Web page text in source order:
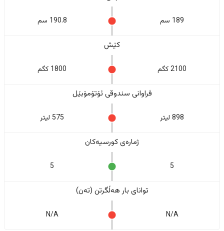
189 سم 190.8 سم
کێش
2100 کگم 1800 کگم
فراوانی سندوقی ئۆتۆمۆبێل
898 لیتر 575 لیتر
ژمارەی کورسیەکان
5
5
تواناى بار هەڵگرتن (تەن)
N/A
N/A